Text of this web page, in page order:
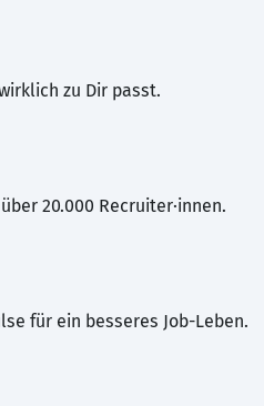
zu Dir passt.
20.000 Recruiter·innen.
für ein besseres Job-Leben.